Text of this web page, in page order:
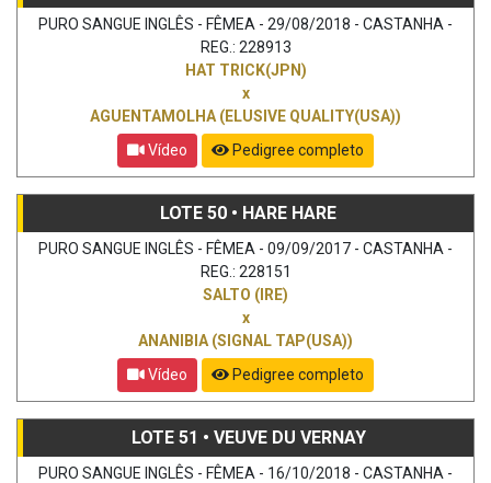
PURO SANGUE INGLÊS - FÊMEA - 29/08/2018 - CASTANHA -
REG.: 228913
HAT TRICK(JPN)
x
AGUENTAMOLHA (ELUSIVE QUALITY(USA))
Vídeo
Pedigree completo
LOTE 50 • HARE HARE
PURO SANGUE INGLÊS - FÊMEA - 09/09/2017 - CASTANHA -
REG.: 228151
SALTO (IRE)
x
ANANIBIA (SIGNAL TAP(USA))
Vídeo
Pedigree completo
LOTE 51 • VEUVE DU VERNAY
PURO SANGUE INGLÊS - FÊMEA - 16/10/2018 - CASTANHA -